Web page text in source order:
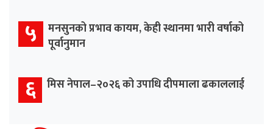
५ मनसुनको प्रभाव कायम, केही स्थानमा भारी वर्षाको
पूर्वानुमान
६ मिस नेपाल–२०२६ को उपाधि दीपमाला ढकाललाई